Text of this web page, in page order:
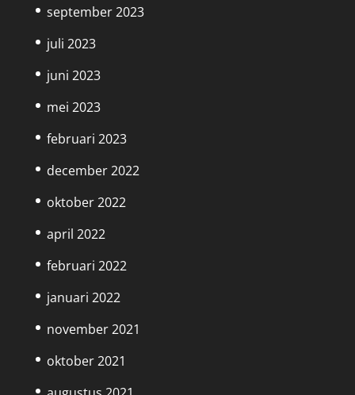
september 2023
juli 2023
juni 2023
mei 2023
februari 2023
december 2022
oktober 2022
april 2022
februari 2022
januari 2022
november 2021
oktober 2021